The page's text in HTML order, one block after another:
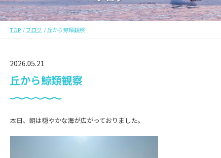
TOP ブログ 丘から鯨類観察
2026.05.21
丘から鯨類観察
本日、朝は穏やかな海が広がっておりました。